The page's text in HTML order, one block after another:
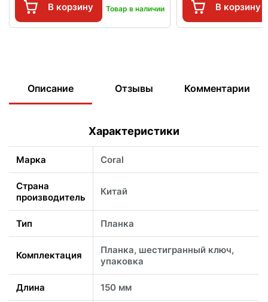
В корзину Товар в наличии В корзину
Описание Отзывы Комментарии
Характеристики
Марка Coral
Страна
производитель
Китай
Тип Планка
Комплектация
Планка, шестигранный ключ,
упаковка
Длина 150 мм